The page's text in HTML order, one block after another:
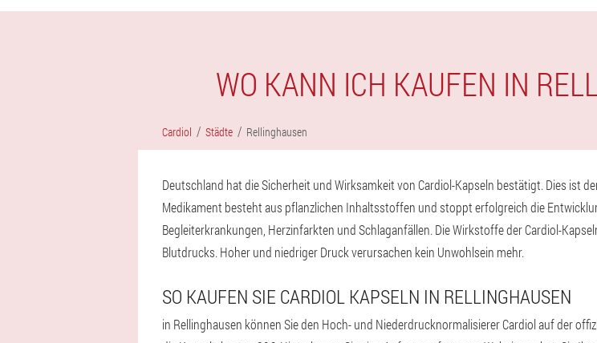
WO KANN ICH KAUFEN IN
Cardiol Städte Rellinghausen
Deutschland hat die Sicherheit und Wirksamkeit von Cardiol-Kapseln bestätigt. Dies ist
Medikament besteht aus pflanzlichen Inhaltsstoffen und stoppt erfolgreich die
Begleiterkrankungen, Herzinfarkten und Schlaganfällen. Die Wirkstoffe der Cardiol-
Blutdrucks. Hoher und niedriger Druck verursachen kein Unwohlsein mehr.
SO KAUFEN SIE CARDIOL KAPSELN IN RELLINGHAUSEN
in Rellinghausen können Sie den Hoch- und Niederdrucknormalisierer Cardiol auf der